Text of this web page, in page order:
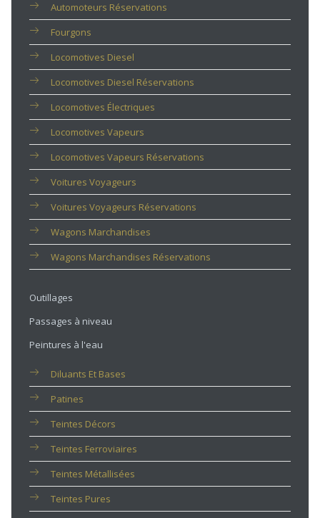
Automoteurs Réservations
Fourgons
Locomotives Diesel
Locomotives Diesel Réservations
Locomotives Électriques
Locomotives Vapeurs
Locomotives Vapeurs Réservations
Voitures Voyageurs
Voitures Voyageurs Réservations
Wagons Marchandises
Wagons Marchandises Réservations
Outillages
Passages à niveau
Peintures à l'eau
Diluants Et Bases
Patines
Teintes Décors
Teintes Ferroviaires
Teintes Métallisées
Teintes Pures